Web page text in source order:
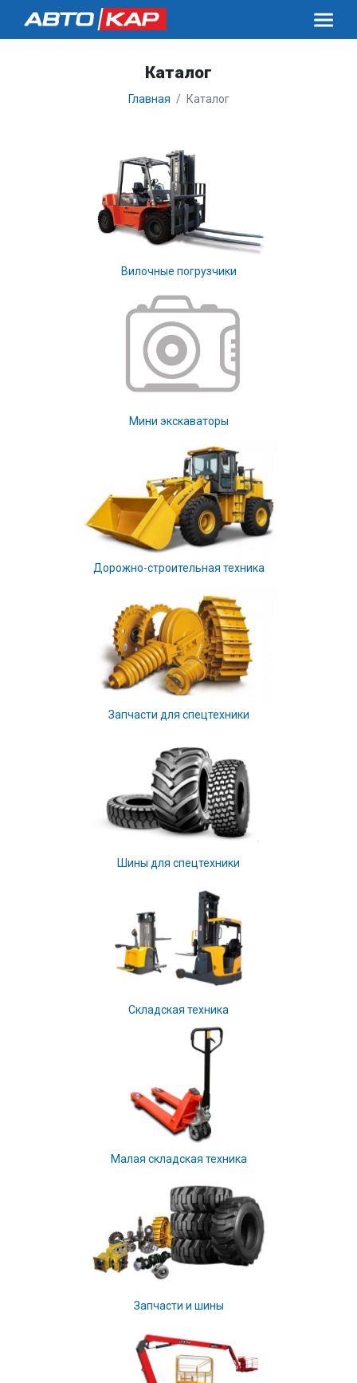
Каталог
Главная Каталог
Вилочные погрузчики
Мини экскаваторы
Дорожно-строительная техника
Запчасти для спецтехники
Шины для спецтехники
Складская техника
Малая складская техника
Запчасти и шины